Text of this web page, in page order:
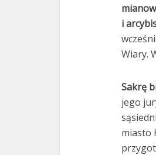
i
Wiary.
Sakrę
jego
miasto